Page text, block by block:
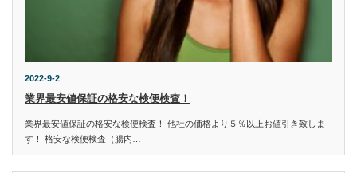
2022-9-2
業界最安値保証の格安な検便検査！
業界最安値保証の格安な検便検査！ 他社の価格より５％以上お値引き致しま
す！ 格安な検便検査（腸内…